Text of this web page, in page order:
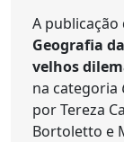
A publicação
Geografia
velhos
na categoria
por Tereza
Bortoletto e